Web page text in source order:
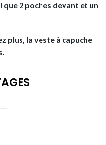
2 poches devant et un
plus, la veste à capuche